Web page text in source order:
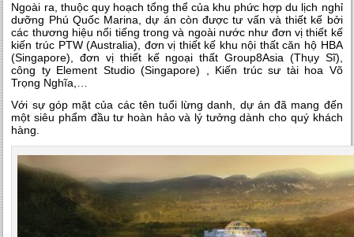
Ngoài ra, thuộc quy hoạch tổng thể của khu phức hợp du lịch nghỉ
dưỡng Phú Quốc Marina, dự án còn được tư vấn và thiết kế bởi
các thương hiệu nổi tiếng trong và ngoài nước như đơn vị thiết kế
kiến trúc PTW (Australia), đơn vị thiết kế khu nội thất căn hộ HBA
(Singapore), đơn vị thiết kế ngoại thất Group8Asia (Thụy Sĩ),
công ty Element Studio (Singapore) , Kiến trúc sư tài hoa Võ
Trọng Nghĩa,…
Với sự góp mặt của các tên tuổi lừng danh, dự án đã mang đến
một siêu phẩm đầu tư hoàn hảo và lý tưởng dành cho quý khách
hàng.